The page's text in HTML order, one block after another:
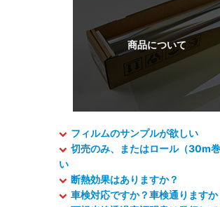
フィルムのサンプルが欲しい
切売のみ、またはロール（30m
い
断熱効果はありますか？
車検対応ですか？車検通りますか